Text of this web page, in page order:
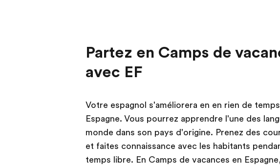
Partez en Camps de
avec EF
Votre espagnol s'améliorera en en rien de
Espagne. Vous pourrez apprendre l'une des
monde dans son pays d'origine. Prenez des
et faites connaissance avec les habitants
temps libre. En Camps de vacances en